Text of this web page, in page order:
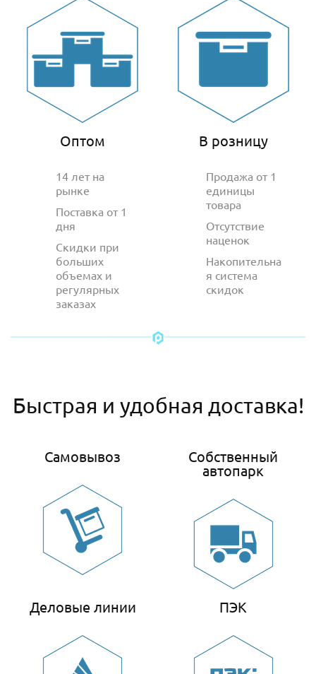
Оптом
14 лет на
рынке
Поставка от 1
дня
Скидки при
больших
объемах и
регулярных
заказах
В розницу
Продажа от 1
единицы
товара
Отсутствие
наценок
Накопительна
я система
скидок
Быстрая и удобная доставка!
Самовывоз
Собственный
автопарк
Деловые линии ПЭК